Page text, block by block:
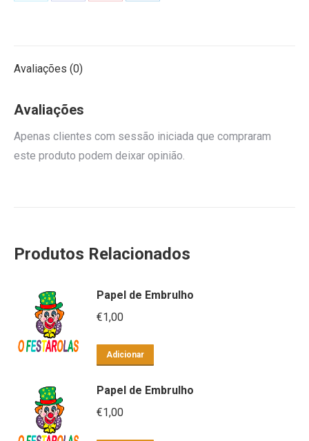
Avaliações (0)
Avaliações
Apenas clientes com sessão iniciada que compraram
este produto podem deixar opinião.
Produtos Relacionados
Papel de Embrulho
€1,00
Adicionar
Papel de Embrulho
€1,00